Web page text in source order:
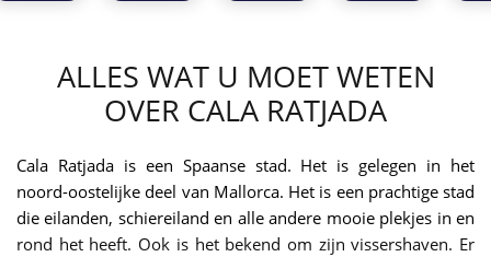
ALLES WAT U MOET WETEN
OVER CALA RATJADA
Cala Ratjada is een Spaanse stad. Het is gelegen in het
noord-oostelijke deel van Mallorca. Het is een prachtige stad
die eilanden, schiereiland en alle andere mooie plekjes in en
rond het heeft. Ook is het bekend om zijn vissershaven. Er